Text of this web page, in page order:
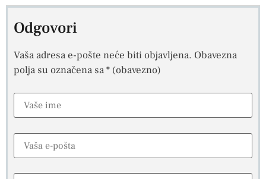
Odgovori
Vaša adresa e-pošte neće biti objavljena. Obavezna
polja su označena sa* (obavezno)